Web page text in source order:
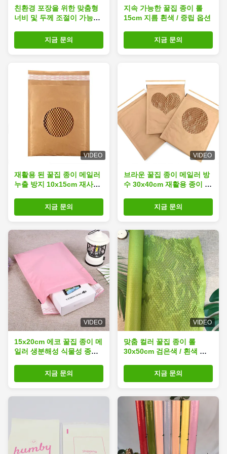
친환경 포장을 위한 맞춤형
너비 및 두께 조절이 가능한
지금 문의
지속 가능한 꿀집 종이 롤
15cm 지름 흰색 / 중립 옵션
지금 문의
VIDEO
재활용 된 꿀집 종이 메일러
누출 방지 10x15cm 재사용
지금 문의
VIDEO
브라운 꿀집 종이 메일러 방
수 30x40cm 재활용 종이 메
지금 문의
VIDEO
15x20cm 에코 꿀집 종이 메
일러 생분해성 식물성 종이
지금 문의
VIDEO
맞춤 컬러 꿀집 종이 롤
30x50cm 검은색 / 흰색 눈
지금 문의